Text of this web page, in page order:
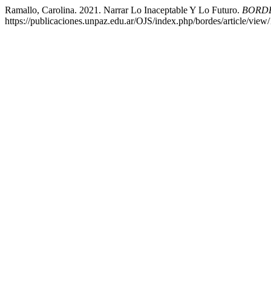
Ramallo, Carolina. 2021. Narrar Lo Inaceptable Y Lo Futuro.
https://publicaciones.unpaz.edu.ar/OJS/index.php/bordes/article/